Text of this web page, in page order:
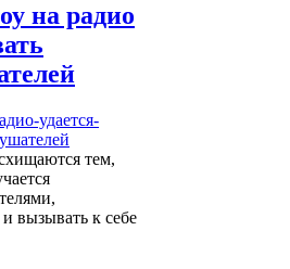
на радио
тем,
вызывать к себе